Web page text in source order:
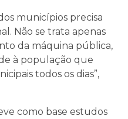
municípios precisa
Não se trata apenas
da máquina pública,
à população que
todos os dias”,
como base estudos